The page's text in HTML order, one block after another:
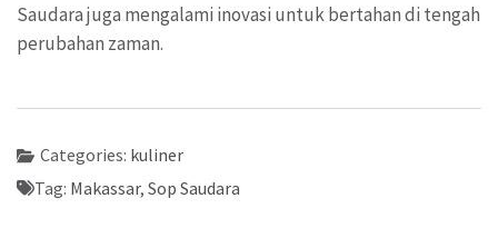
Saudara juga mengalami inovasi untuk bertahan di tengah
perubahan zaman.
Categories: kuliner
Tag: Makassar, Sop Saudara